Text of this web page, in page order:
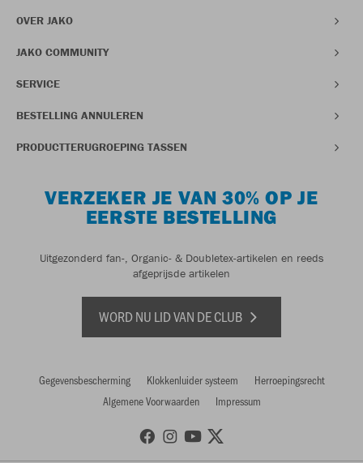
OVER JAKO
JAKO COMMUNITY
SERVICE
BESTELLING ANNULEREN
PRODUCTTERUGROEPING TASSEN
VERZEKER JE VAN 30% OP JE
EERSTE BESTELLING
Uitgezonderd fan-, Organic- & Doubletex-artikelen en reeds
afgeprijsde artikelen
WORD NU LID VAN DE CLUB
Gegevensbescherming Klokkenluider systeem
Herroepingsrecht
Algemene Voorwaarden
Impressum